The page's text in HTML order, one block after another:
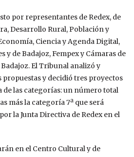
por representantes de Redex, de
Desarrollo Rural, Población y
Ciencia y Agenda Digital,
y de Badajoz, Fempex y Cámaras de
El Tribunal analizó y
propuestas y decidió tres proyectos
de las categorías: un número total
más la categoría 7ª que será
la Junta Directiva de Redex en el
en el Centro Cultural y de